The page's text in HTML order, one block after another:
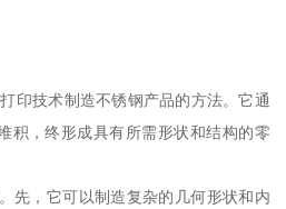
印技术制造不锈钢产品的方法。它通
积，终形成具有所需形状和结构的零
先，它可以制造复杂的几何形状和内